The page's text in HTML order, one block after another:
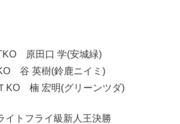
原田口 学(安城緑)
谷 英樹(鈴鹿ニイミ)
KO 楠 宏明(グリーンツダ)
イトフライ級新人王決勝